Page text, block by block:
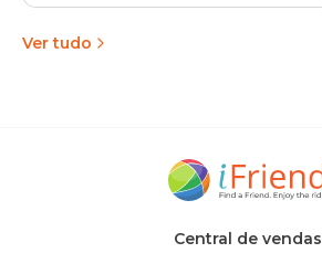
Ver tudo
Central de vendas